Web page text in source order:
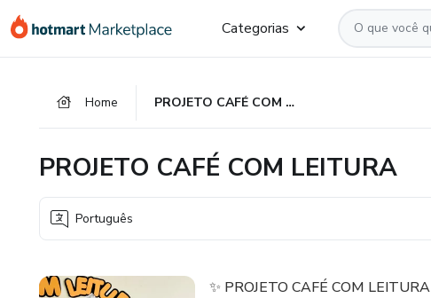
para
para
para
Categorias
Home PROJETO CAFÉ COM LEITURA
PROJETO CAFÉ COM LEITURA
Português
✨ PROJETO CAFÉ COM LEITURA